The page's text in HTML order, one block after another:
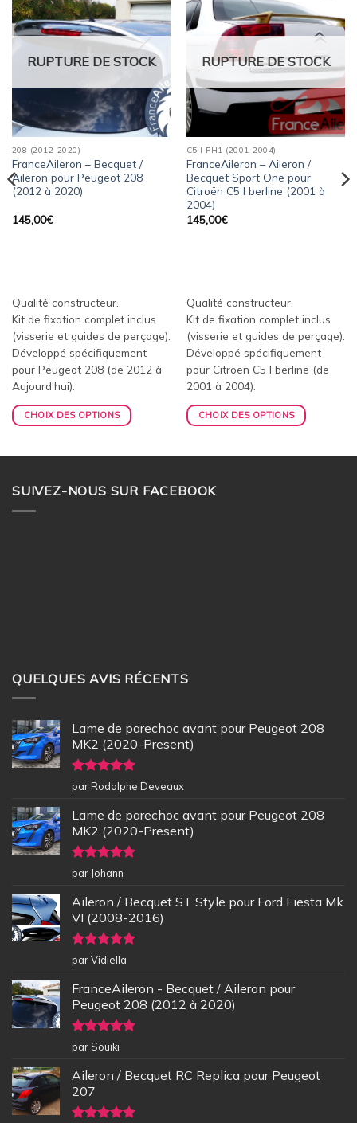
Ajouter
à la
wishlist
RUPTURE DE STOCK
208 (2012-2020)
FranceAileron – Becquet /
Aileron pour Peugeot 208
(2012 à 2020)
145,00€
Qualité constructeur.
Kit de fixation complet inclus
(visserie et guides de perçage).
Développé spécifiquement
pour Peugeot 208 (de 2012 à
Aujourd'hui).
CHOIX DES OPTIONS
Ajouter
à la
wishlist
RUPTURE DE STOCK
C5 I PH1 (2001-2004)
FranceAileron – Aileron /
Becquet Sport One pour
Citroën C5 I berline (2001 à
2004)
145,00€
Qualité constructeur.
Kit de fixation complet inclus
(visserie et guides de perçage).
Développé spécifiquement
pour Citroën C5 I berline (de
2001 à 2004).
CHOIX DES OPTIONS
SUIVEZ-NOUS SUR FACEBOOK
QUELQUES AVIS RÉCENTS
Lame de parechoc avant pour Peugeot 208
MK2 (2020-Present)
Note5sur
5
par Rodolphe Deveaux
Lame de parechoc avant pour Peugeot 208
MK2 (2020-Present)
Note5sur
5
par Johann
Aileron / Becquet ST Style pour Ford Fiesta Mk
VI (2008-2016)
Note5sur
5
par Vidiella
FranceAileron - Becquet / Aileron pour
Peugeot 208 (2012 à 2020)
Note5sur
5
par Souiki
Aileron / Becquet RC Replica pour Peugeot
207